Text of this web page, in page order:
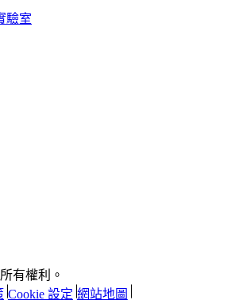
驗室
有權利。
Cookie 設定 網站地圖